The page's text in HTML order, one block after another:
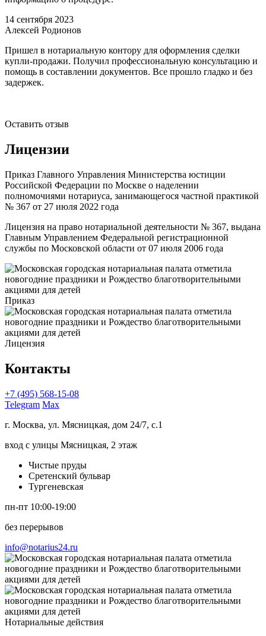
14 сентября 2023
Алексей Родионов
Пришел в нотариальную контору для оформления сделки
купли-продажи. Получил профессиональную консультацию и
помощь в составлении документов. Все прошло гладко и без
задержек.
Оставить отзыв
Лицензии
Приказ Главного Управления Министерства юстиции
Российской Федерации по Москве о наделении
полномочиями нотариуса, занимающегося частной практикой
№ 367 от 27 июля 2022 года
Лицензия на право нотариальной деятельности № 367, выдана
Главным Управлением Федеральной регистрационной
службы по Московской области от 07 июля 2006 года
Приказ
Лицензия
Контакты
+7 (495) 568-15-08
Telegram Max
г. Москва, ул. Мясницкая, дом 24/7, с.1
вход с улицы Мясницкая, 2 этаж
Чистые пруды
Сретенский бульвар
Тургеневская
пн-пт 10:00-19:00
без перерывов
info@notarius24.ru
Нотариальные действия